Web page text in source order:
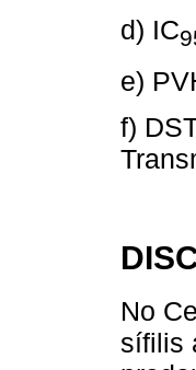
d) IC
e)
f)
No
sífilis